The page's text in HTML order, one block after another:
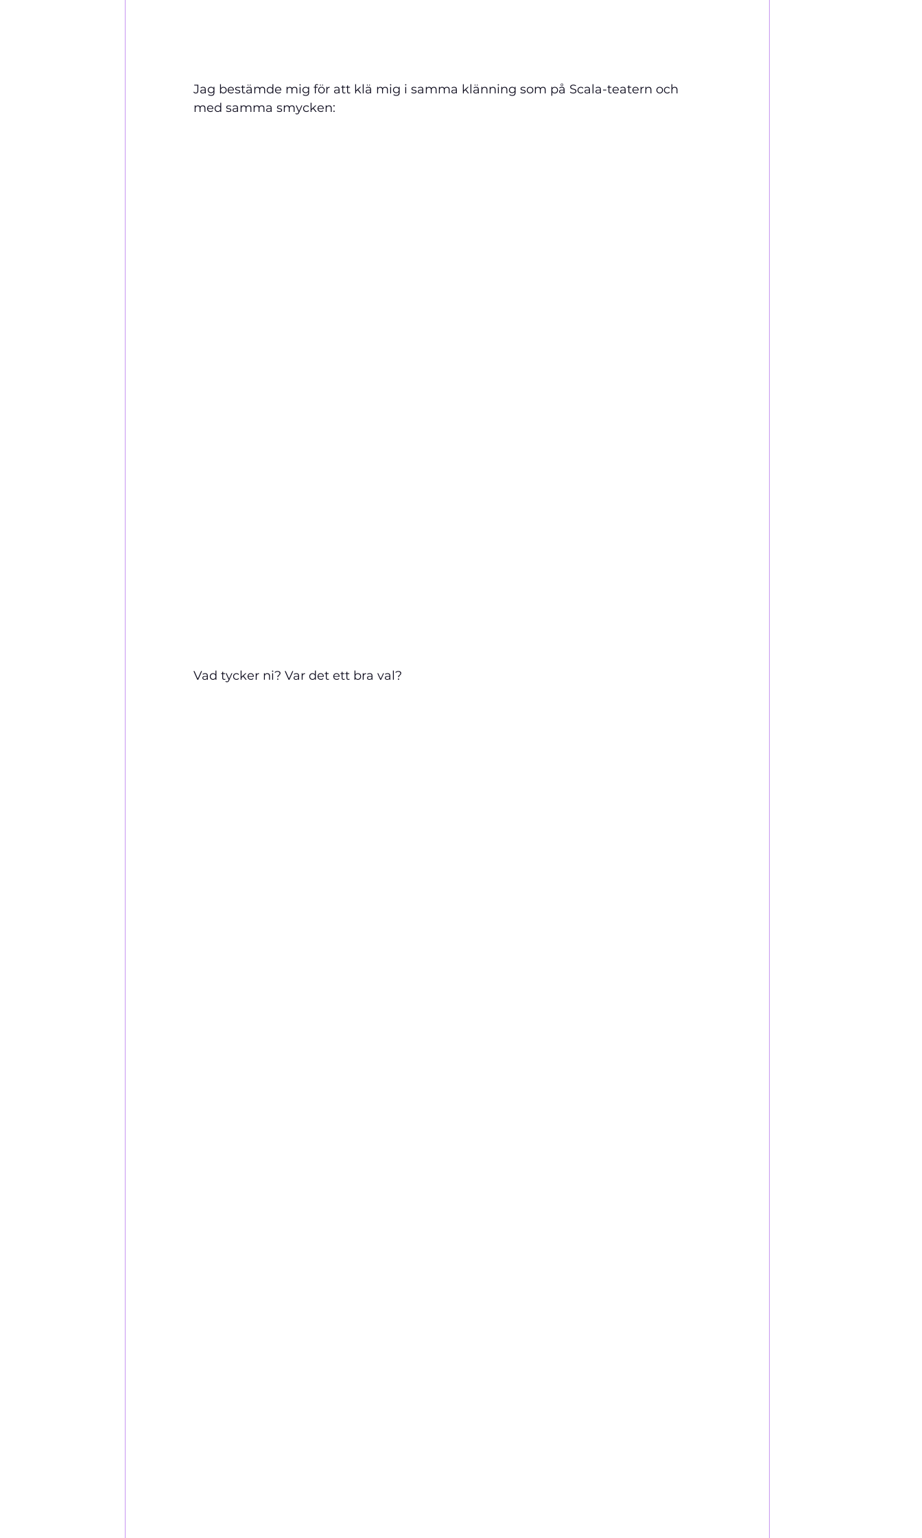
Jag bestämde mig för att klä mig i samma klänning som på Scala-teatern och
med samma smycken:
Vad tycker ni? Var det ett bra val?